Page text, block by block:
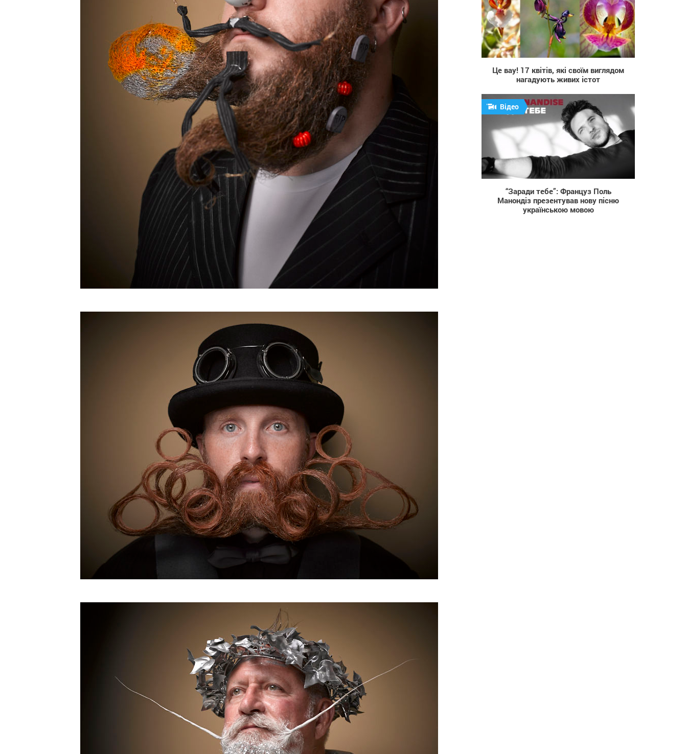
8 063
Це вау! 17 квітів, які своїм виглядом
нагадують живих істот
Відео
“Заради тебе”: Француз Поль
Манондіз презентував нову пісню
українською мовою